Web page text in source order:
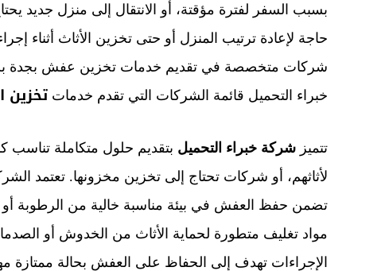
بسبب السفر لفترة مؤقتة، أو الانتقال إلى منزل جديد
حاجة لإعادة ترتيب المنزل أو حتى تخزين الأثاث أثناء
شركات متخصصة في تقديم خدمات تخزين عفش بجدة
خبراء التحميل قائمة الشركات التي تقدم خدمات
تتميزشركة خبراء التحميل بتقديم حلول متكاملة تناسب
لأثاثهم، أو شركات تحتاج إلى تخزين مخزونها. تعتمد
تضمن حفظ العفش في بيئة مناسبة خالية من الرطوبة أو
مواد تغليف متطورة لحماية الأثاث من الخدوش أو
الإجراءات تهدف إلى الحفاظ على العفش بحالة ممتازة